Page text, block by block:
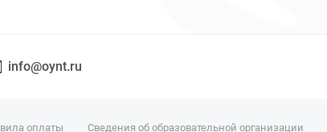
info@oynt.ru
оплаты Сведения об образовательной организации